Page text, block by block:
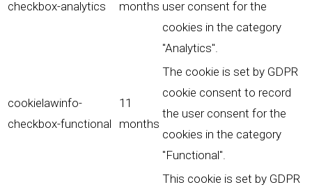
checkbox-analytics months user consent for the
cookies in the category
"Analytics".
cookielawinfo-
checkbox-functional
11
months
The cookie is set by GDPR
cookie consent to record
the user consent for the
cookies in the category
"Functional".
This cookie is set by GDPR